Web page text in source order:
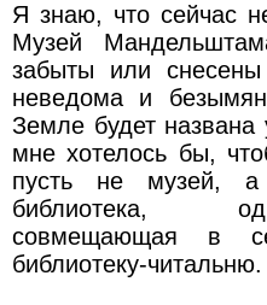
Я знаю, что сейчас
Музей
забыты или
неведома и
Земле будет
мне хотелось бы,
пусть не музей, а
библиотека,
совмещающая в
библиотеку-читальню.